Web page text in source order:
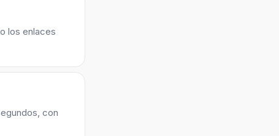
los enlaces
con